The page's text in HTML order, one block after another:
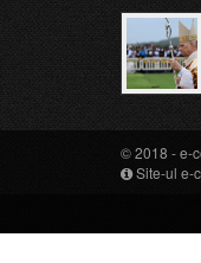
© 2018 -e-
Site-ul e-